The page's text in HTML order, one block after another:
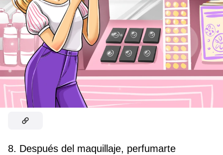
8. Después del maquillaje, perfumarte